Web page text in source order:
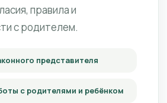
правила и
с родителем.
представителя
с родителями и ребёнком